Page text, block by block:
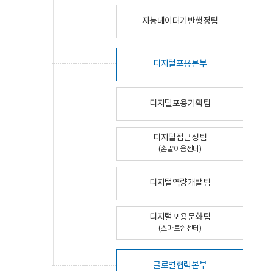
지능데이터기반행정팀
디지털포용본부
디지털포용기획팀
디지털접근성팀
(손말이음센터)
디지털역량개발팀
디지털포용문화팀
(스마트쉼센터)
글로벌협력본부